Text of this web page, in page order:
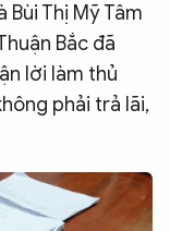
Bùi Thị Mỹ Tâm
Bắc đã
lời làm thủ
phải trả lãi,